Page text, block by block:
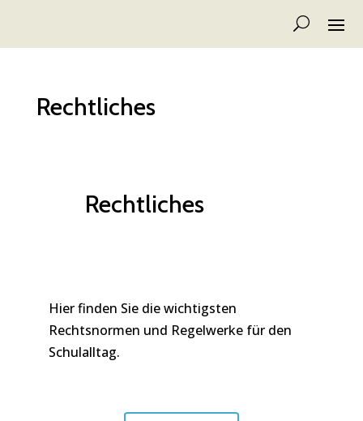
Rechtliches
Rechtliches
Hier finden Sie die wichtigsten
Rechtsnormen und Regelwerke für den
Schulalltag.